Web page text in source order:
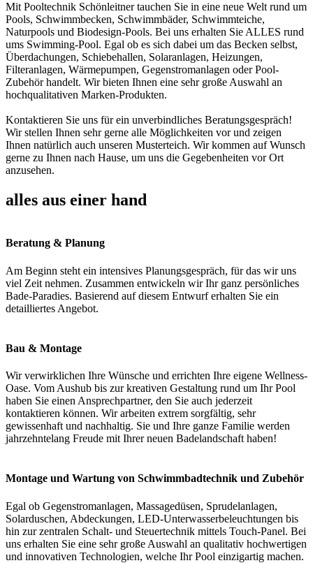
Mit Pooltechnik Schönleitner tauchen Sie in eine neue Welt rund um
Pools, Schwimmbecken, Schwimmbäder, Schwimmteiche,
Naturpools und Biodesign-Pools. Bei uns erhalten Sie ALLES rund
ums Swimming-Pool. Egal ob es sich dabei um das Becken selbst,
Überdachungen, Schiebehallen, Solaranlagen, Heizungen,
Filteranlagen, Wärmepumpen, Gegenstromanlagen oder Pool-
Zubehör handelt. Wir bieten Ihnen eine sehr große Auswahl an
hochqualitativen Marken-Produkten.
Kontaktieren Sie uns für ein unverbindliches Beratungsgespräch!
Wir stellen Ihnen sehr gerne alle Möglichkeiten vor und zeigen
Ihnen natürlich auch unseren Musterteich. Wir kommen auf Wunsch
gerne zu Ihnen nach Hause, um uns die Gegebenheiten vor Ort
anzusehen.
alles aus einer hand
Beratung & Planung
Am Beginn steht ein intensives Planungsgespräch, für das wir uns
viel Zeit nehmen. Zusammen entwickeln wir Ihr ganz persönliches
Bade-Paradies. Basierend auf diesem Entwurf erhalten Sie ein
detailliertes Angebot.
Bau & Montage
Wir verwirklichen Ihre Wünsche und errichten Ihre eigene Wellness-
Oase. Vom Aushub bis zur kreativen Gestaltung rund um Ihr Pool
haben Sie einen Ansprechpartner, den Sie auch jederzeit
kontaktieren können. Wir arbeiten extrem sorgfältig, sehr
gewissenhaft und nachhaltig. Sie und Ihre ganze Familie werden
jahrzehntelang Freude mit Ihrer neuen Badelandschaft haben!
Montage und Wartung von Schwimmbadtechnik und Zubehör
Egal ob Gegenstromanlagen, Massagedüsen, Sprudelanlagen,
Solarduschen, Abdeckungen, LED-Unterwasserbeleuchtungen bis
hin zur zentralen Schalt- und Steuertechnik mittels Touch-Panel. Bei
uns erhalten Sie eine sehr große Auswahl an qualitativ hochwertigen
und innovativen Technologien, welche Ihr Pool einzigartig machen.